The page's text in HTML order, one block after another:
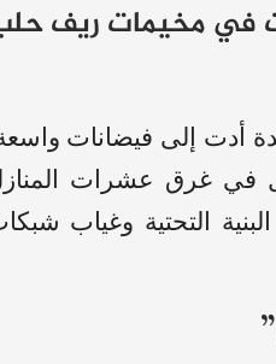
في مخيمات ريف
أدت إلى فيضانات
في غرق عشرات
التحتية وغياب